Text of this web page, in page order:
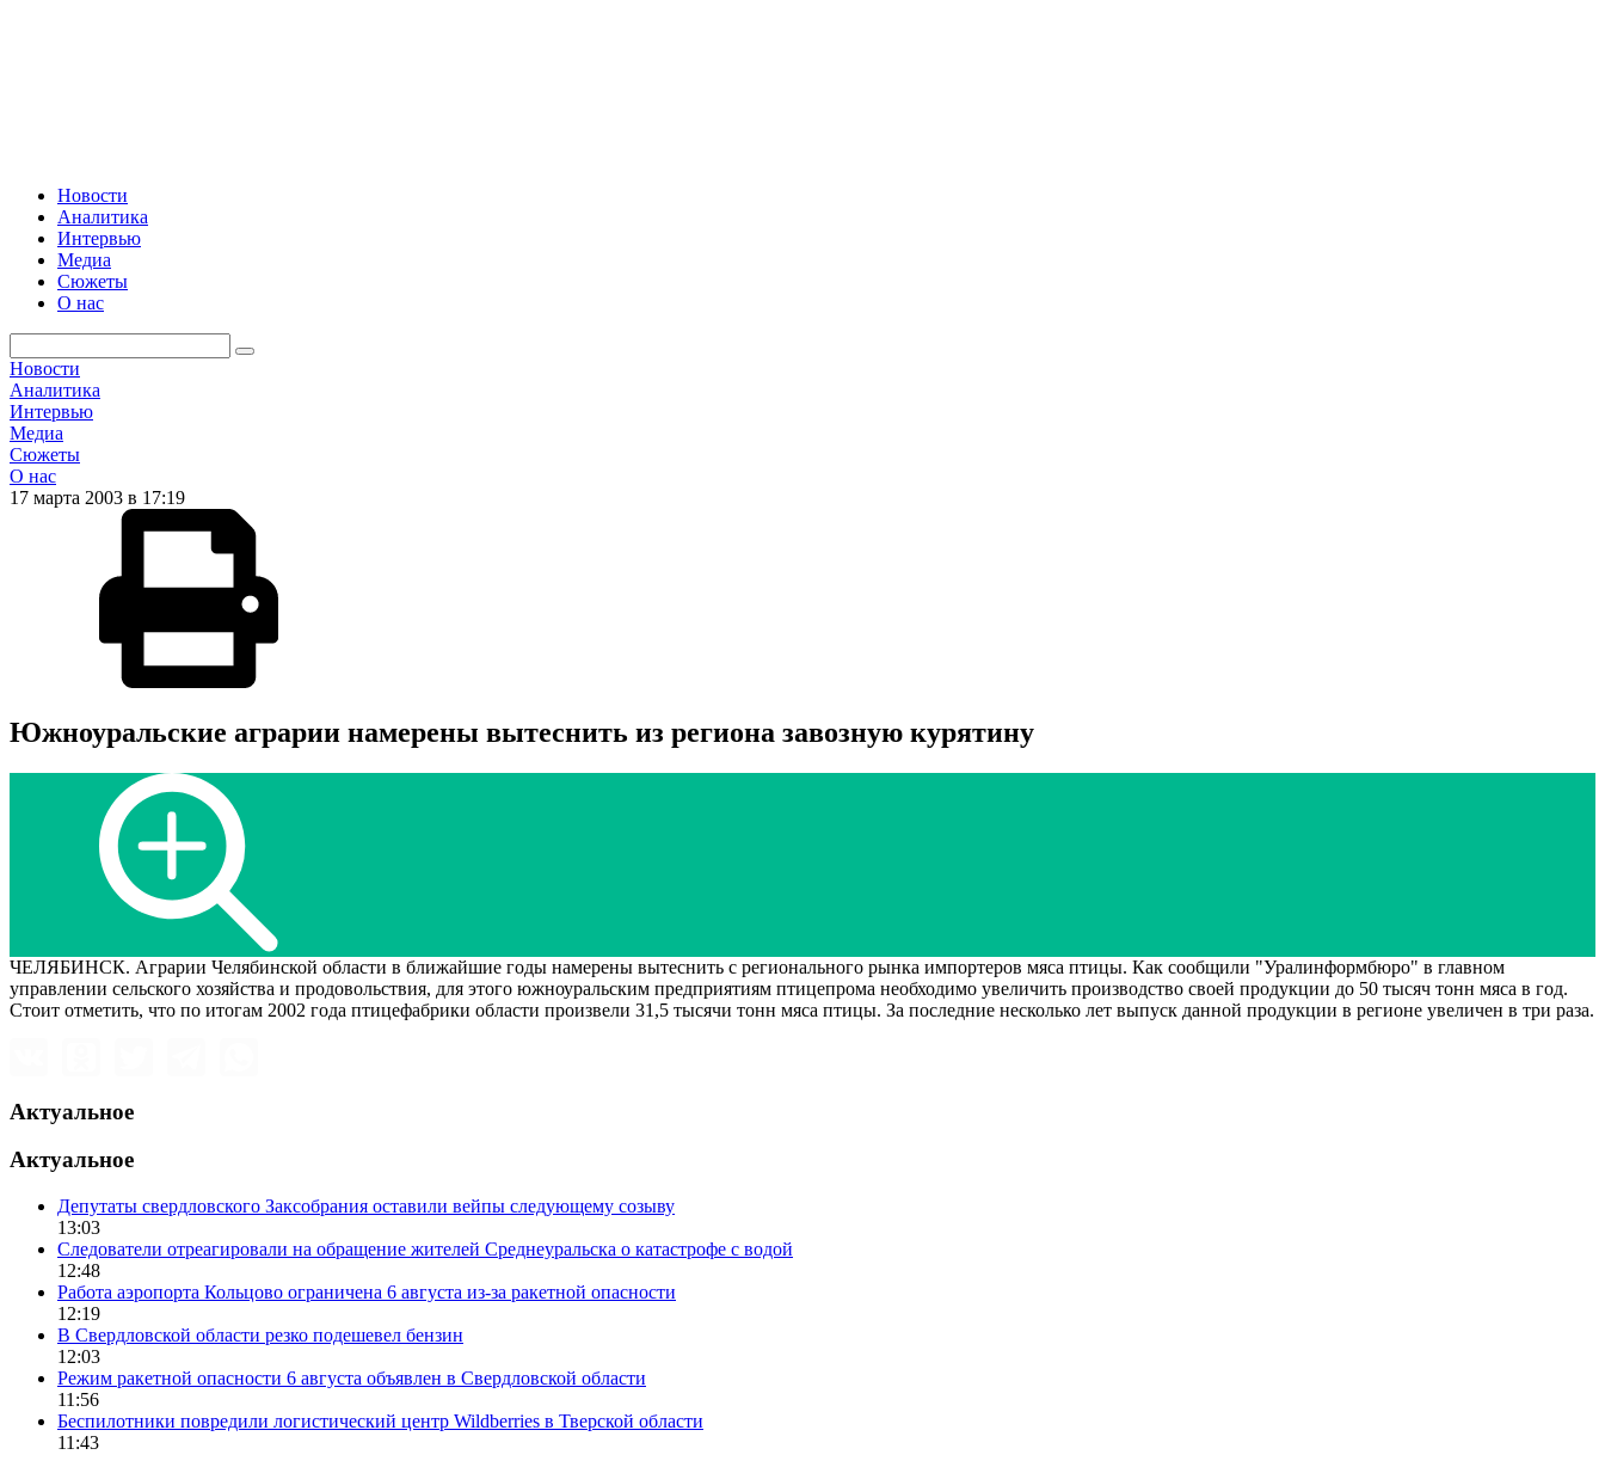
Новости
Аналитика
Интервью
Медиа
Сюжеты
О нас
Новости
Аналитика
Интервью
Медиа
Сюжеты
О нас
17 марта 2003 в 17:19
Южноуральские аграрии намерены вытеснить из региона завозную курятину
ЧЕЛЯБИНСК. Аграрии Челябинской области в ближайшие годы намерены вытеснить с регионального рынка импортеров мяса птицы. Как сообщили "Уралинформбюро" в главном
управлении сельского хозяйства и продовольствия, для этого южноуральским предприятиям птицепрома необходимо увеличить производство своей продукции до 50 тысяч тонн мяса в год.
Стоит отметить, что по итогам 2002 года птицефабрики области произвели 31,5 тысячи тонн мяса птицы. За последние несколько лет выпуск данной продукции в регионе увеличен в три раза.
Актуальное
Актуальное
Депутаты свердловского Заксобрания оставили вейпы следующему созыву
13:03
Следователи отреагировали на обращение жителей Среднеуральска о катастрофе с водой
12:48
Работа аэропорта Кольцово ограничена 6 августа из-за ракетной опасности
12:19
В Свердловской области резко подешевел бензин
12:03
Режим ракетной опасности 6 августа объявлен в Свердловской области
11:56
Беспилотники повредили логистический центр Wildberries в Тверской области
11:43